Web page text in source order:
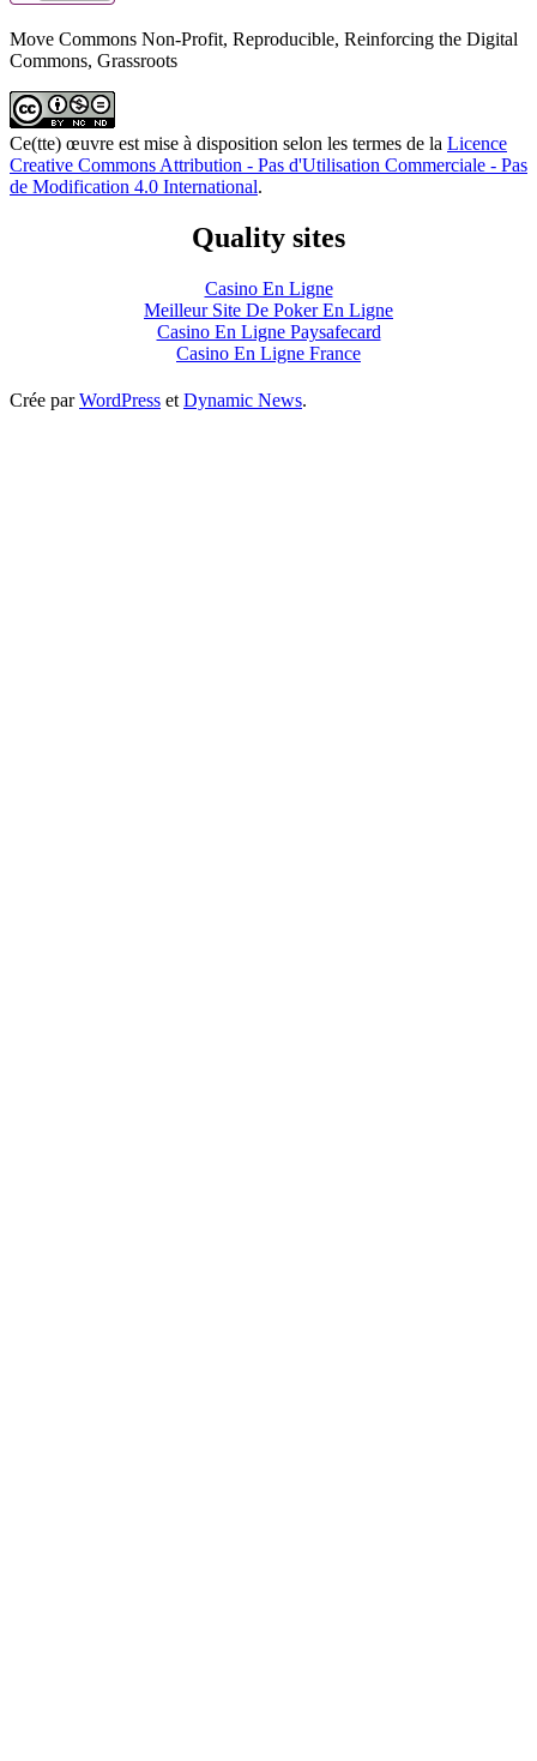
Move Commons Non-Profit, Reproducible, Reinforcing the Digital
Commons, Grassroots
Ce(tte) œuvre est mise à disposition selon les termes de la Licence
Creative Commons Attribution - Pas d'Utilisation Commerciale - Pas
de Modification 4.0 International.
Quality sites
Casino En Ligne
Meilleur Site De Poker En Ligne
Casino En Ligne Paysafecard
Casino En Ligne France
Crée parWordPress et Dynamic News.